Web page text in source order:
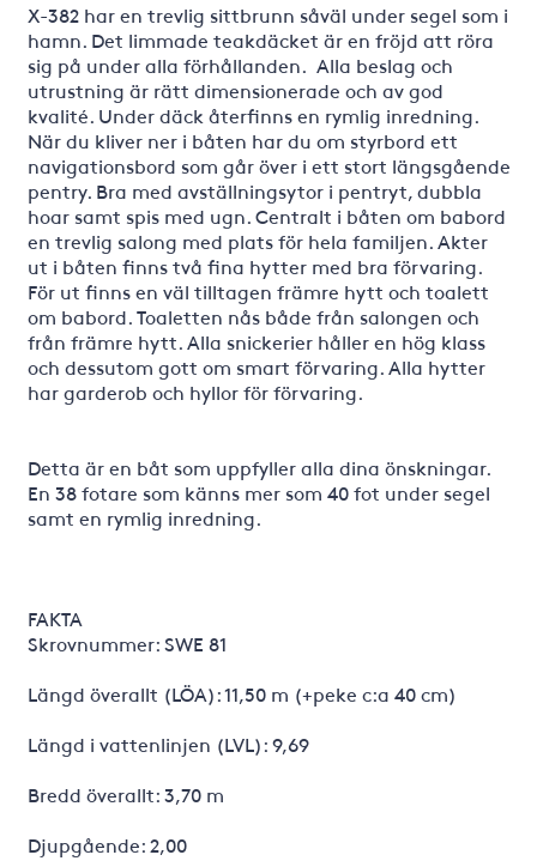
X-382 har en trevlig sittbrunn såväl under segel som i
hamn. Det limmade teakdäcket är en fröjd att röra
sig på under alla förhållanden. Alla beslag och
utrustning är rätt dimensionerade och av god
kvalité. Under däck återfinns en rymlig inredning.
När du kliver ner i båten har du om styrbord ett
navigationsbord som går över i ett stort längsgående
pentry. Bra med avställningsytor i pentryt, dubbla
hoar samt spis med ugn. Centralt i båten om babord
en trevlig salong med plats för hela familjen. Akter
ut i båten finns två fina hytter med bra förvaring.
För ut finns en väl tilltagen främre hytt och toalett
om babord. Toaletten nås både från salongen och
från främre hytt. Alla snickerier håller en hög klass
och dessutom gott om smart förvaring. Alla hytter
har garderob och hyllor för förvaring.
Detta är en båt som uppfyller alla dina önskningar.
En 38 fotare som känns mer som 40 fot under segel
samt en rymlig inredning.
FAKTA
Skrovnummer: SWE 81
Längd överallt (LÖA): 11,50 m (+peke c:a 40 cm)
Längd i vattenlinjen (LVL): 9,69
Bredd överallt: 3,70 m
Djupgående: 2,00